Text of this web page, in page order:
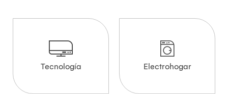
Tecnología Electrohogar